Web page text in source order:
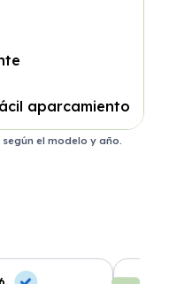
aparcamiento
el modelo y año.